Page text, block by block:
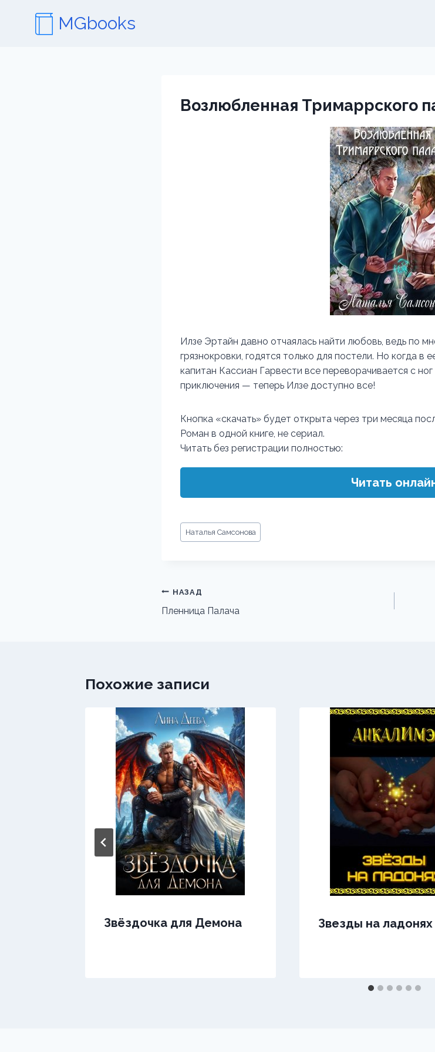
содержимому
MGbooks
Возлюбленная Тримаррского
Илзе Эртайн давно отчаялась найти любовь, ведь по
грязнокровки, годятся только для постели. Но когда в
капитан Кассиан Гарвести все переворачивается с
приключения — теперь Илзе доступно все!
Кнопка «скачать» будет открыта через три месяца
Роман в одной книге, не сериал.
Читать без регистрации полностью:
Читать
Метки
записи:
Наталья Самсонова
Навигация
по
НАЗАД
Пленница Палача
Похожие записи
Звёздочка для Демона Звезды на ладонях